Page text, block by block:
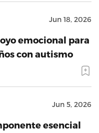
Jun 18, 2026
emocional para
con autismo
Jun 5, 2026
esencial